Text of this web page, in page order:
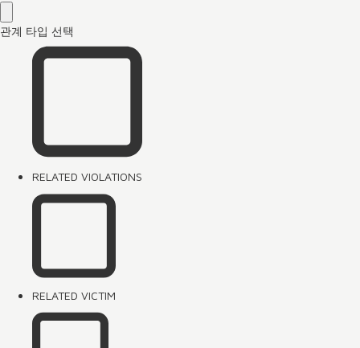
관계 타입 선택
RELATED VIOLATIONS
RELATED VICTIM